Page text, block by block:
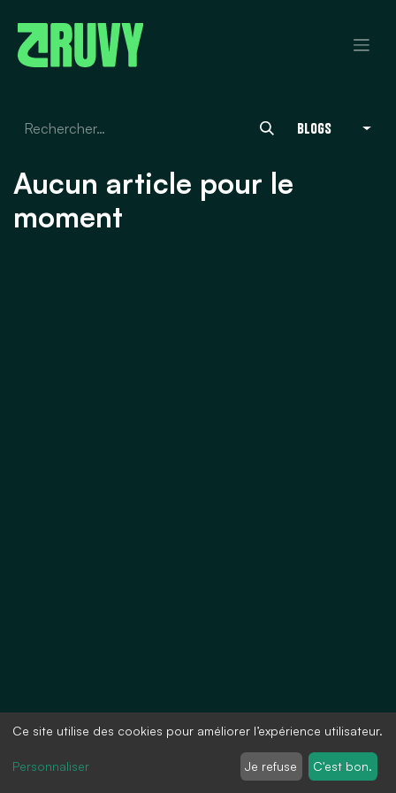
Blogs
Aucun article pour le
moment
Ce site utilise des cookies pour améliorer l’expérience utilisateur.
Personnaliser Je refuse C'est bon.